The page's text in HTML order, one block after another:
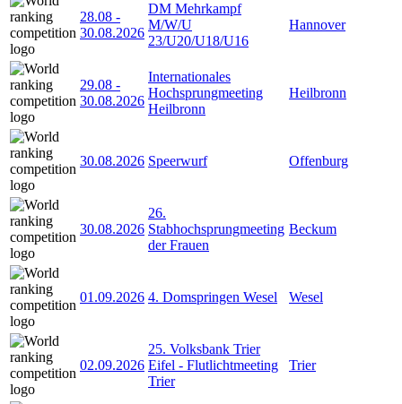
28.08 -
30.08.2026
DM Mehrkampf
M/W/U
23/U20/U18/U16
Hannover
29.08 -
30.08.2026
Internationales
Hochsprungmeeting
Heilbronn
Heilbronn
30.08.2026 Speerwurf Offenburg
30.08.2026
26.
Stabhochsprungmeeting
der Frauen
Beckum
01.09.2026 4. Domspringen Wesel Wesel
02.09.2026
25. Volksbank Trier
Eifel - Flutlichtmeeting
Trier
Trier